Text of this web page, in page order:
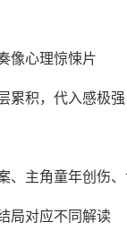
像心理惊悚片
累积，代入感极强
、主角童年创伤
局对应不同解读